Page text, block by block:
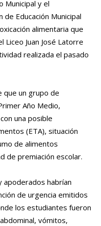
Municipal y el
Educación Municipal
alimentaria que
Juan José Latorre
realizada el pasado
que un grupo de
Año Medio,
una posible
(ETA), situación
de alimentos
de premiación escolar.
apoderados habrían
de urgencia emitidos
los estudiantes fueron
vómitos,